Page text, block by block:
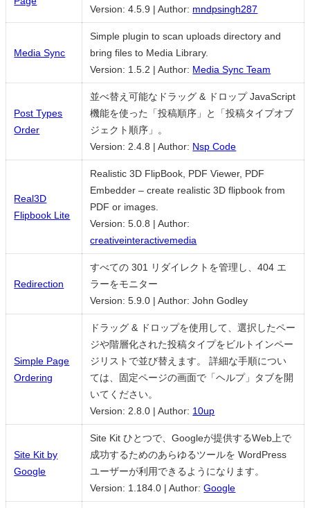
Version: 4.5.9 |Author: mndpsingh287
Media Sync
Simple plugin to scan uploads directory and
bring files to Media Library.
Version: 1.5.2 |Author: Media Sync Team
Post Types
Order
並べ替え可能なドラッグ & ドロップ JavaScript
機能を使った「投稿順序」と「投稿タイプオブ
ジェクト順序」。
Version: 2.4.8 |Author: Nsp Code
Real3D
Flipbook Lite
Realistic 3D FlipBook, PDF Viewer, PDF
Embedder – create realistic 3D flipbook from
PDF or images.
Version: 5.0.8 |Author:
creativeinteractivemedia
Redirection
すべての 301 リダイレクトを管理し、404 エ
ラーをモニター
Version: 5.9.0 |Author: John Godley
Simple Page
Ordering
ドラッグ & ドロップを使用して、選択したペー
ジや階層化された投稿タイプをビルトインペー
ジリストで並び替えます。 詳細な手順につい
ては、固定ページの画面で「ヘルプ」タブを開
いてください。
Version: 2.8.0 |Author: 10up
Site Kit by
Google
Site Kit ひとつで、Googleが提供するWeb上で
成功するためのあらゆるツールを WordPress
ユーザーが利用できるようになります。
Version: 1.184.0 |Author:Google